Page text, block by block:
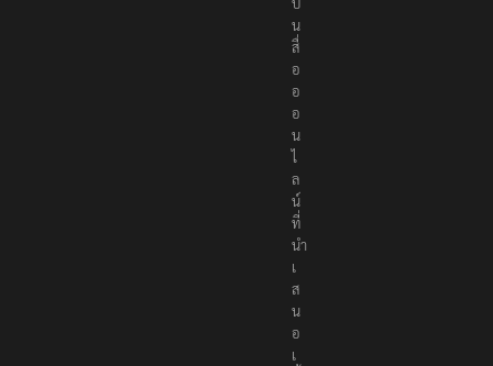
น
สื่
อ
อ
อ
น
ไ
ล
น์
ที่
นำ
เ
ส
น
อ
เ